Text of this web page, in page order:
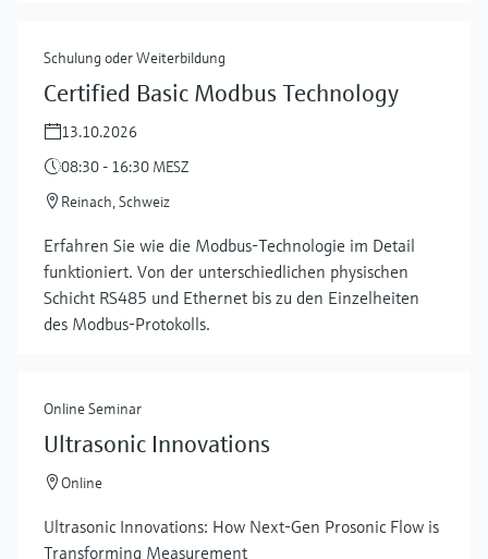
mehr zeigen
Schulung oder Weiterbildung
Certified Basic Modbus Technology
13.10.2026
08:30 - 16:30 MESZ
Reinach, Schweiz
Erfahren Sie wie die Modbus-Technologie im Detail
funktioniert. Von der unterschiedlichen physischen
Schicht RS485 und Ethernet bis zu den Einzelheiten
des Modbus-Protokolls.
Online Seminar
Ultrasonic Innovations
Online
Ultrasonic Innovations: How Next-Gen Prosonic Flow is
Transforming Measurement